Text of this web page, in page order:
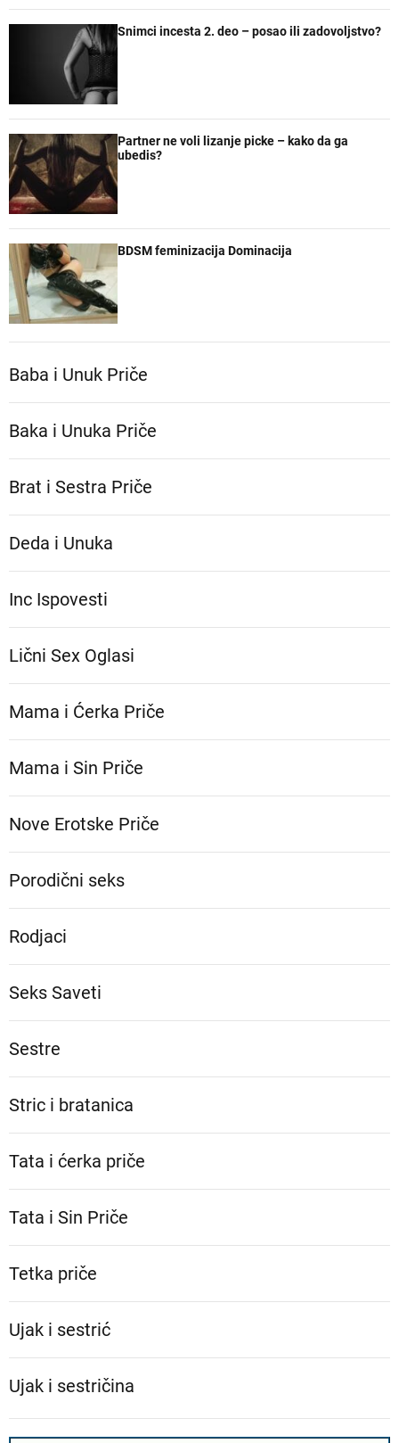
Snimci incesta 2. deo – posao ili zadovoljstvo?
Partner ne voli lizanje picke – kako da ga
ubedis?
BDSM feminizacija Dominacija
Baba i Unuk Priče
Baka i Unuka Pričе
Brat i Sestra Priče
Deda i Unuka
Inc Ispovesti
Lični Sex Oglasi
Mama i Ćerka Priče
Mama i Sin Priče
Nove Erotske Priče
Porodični seks
Rodjaci
Seks Saveti
Sestre
Stric i bratanica
Tata i ćerka priče
Tata i Sin Priče
Tetka priče
Ujak i sestrić
Ujak i sestričina